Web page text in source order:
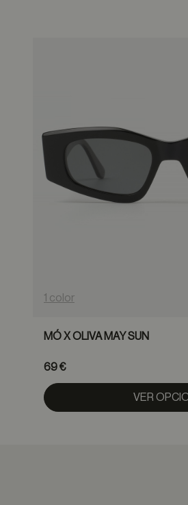
1 color
MÓ X OLIVA MAY SUN
69 €
VER